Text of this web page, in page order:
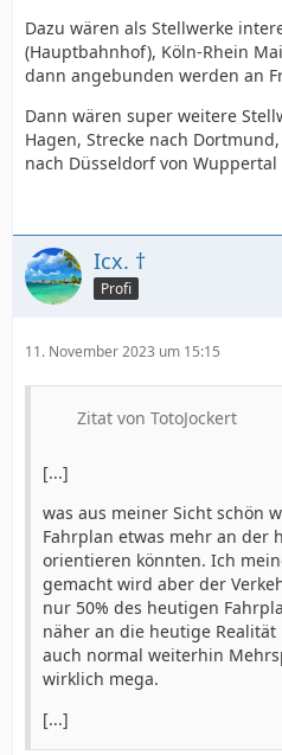
Dazu wären als Stellwerke
(Hauptbahnhof), Köln-Rhein
dann angebunden werden an
Dann wären super weitere
Hagen, Strecke nach
nach Düsseldorf von
Icx. †
Profi
11. November 2023 um 15:15
Zitat von TotoJockert
[...]
was aus meiner Sicht schön
Fahrplan etwas mehr an der
orientieren könnten. Ich
gemacht wird aber der
nur 50% des heutigen
näher an die heutige
auch normal weiterhin
wirklich mega.
[...]